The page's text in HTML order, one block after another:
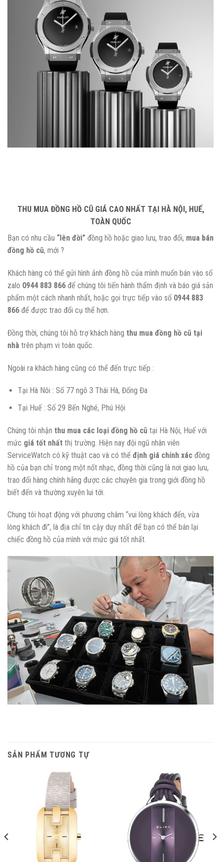
THU MUA ĐỒNG HỒ CŨ GIÁ CAO NHẤT TẠI HÀ NỘI, HUẾ,
TOÀN QUỐC
Bạn có nhu cầu “lên đời” đồng hồ hoặc giao lưu, trao đổi, mua bán
đồng hồ cũ, mới ?
Khách hàng có thể gửi hình ảnh đồng hồ của mình muốn bán vào số
zalo 0944 883 866 để chúng tôi tiến hành thẩm định và báo giá sản
phẩm một cách nhanh nhất, hoặc gọi trực tiếp vào số 0944 883
866 để được trao đổi cụ thể hơn.
Đồng thời, chúng tôi hỗ trợ khách hàng thu mua đồng hồ cũ tại
nhà trên phạm vi toàn quốc.
Ngoài ra khách hàng cũng có thể đến trực tiếp :
Tại Hà Nôi : Số 77 ngõ 3 Thái Hà, Đống Đa
Tại Huế : Số 29 Bến Nghé, Phú Hội
Chúng tôi nhận thu mua các loại đồng hồ cũ tại Hà Nội, Huế với
mức giá tốt nhất thị trường. Hiện nay đội ngũ nhân viên
ServiceWatch có kỹ thuật cao và có thể định giá chính xác đồng
hồ của bạn chỉ trong một nốt nhạc, đồng thời cũng là nơi giao lưu,
trao đổi hàng chính hãng được các chuyên gia trong giới đồng hồ
biết đến và thường xuyên lui tới.
Chung tôi hoạt động với phương châm “vui lòng khách đến, vừa
lòng khách đi”, là địa chỉ tin cậy duy nhất để bạn có thể bán lại
chiếc đồng hồ của mình với mức giá tốt nhất.
SẢN PHẨM TƯƠNG TỰ